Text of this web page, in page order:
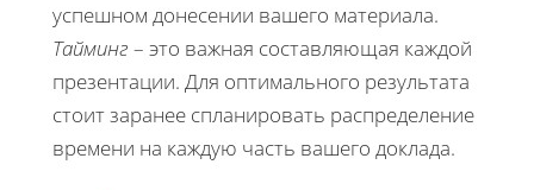
успешном донесении вашего материала.
Тайминг – это важная составляющая каждой
презентации. Для оптимального результата
стоит заранее спланировать распределение
времени на каждую часть вашего доклада.